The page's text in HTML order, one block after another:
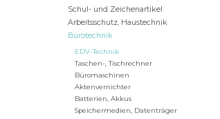
Schul- und Zeichenartikel
Arbeitsschutz, Haustechnik
Bürotechnik
EDV-Technik
Taschen-, Tischrechner
Büromaschinen
Aktenvernichter
Batterien, Akkus
Speichermedien, Datenträger